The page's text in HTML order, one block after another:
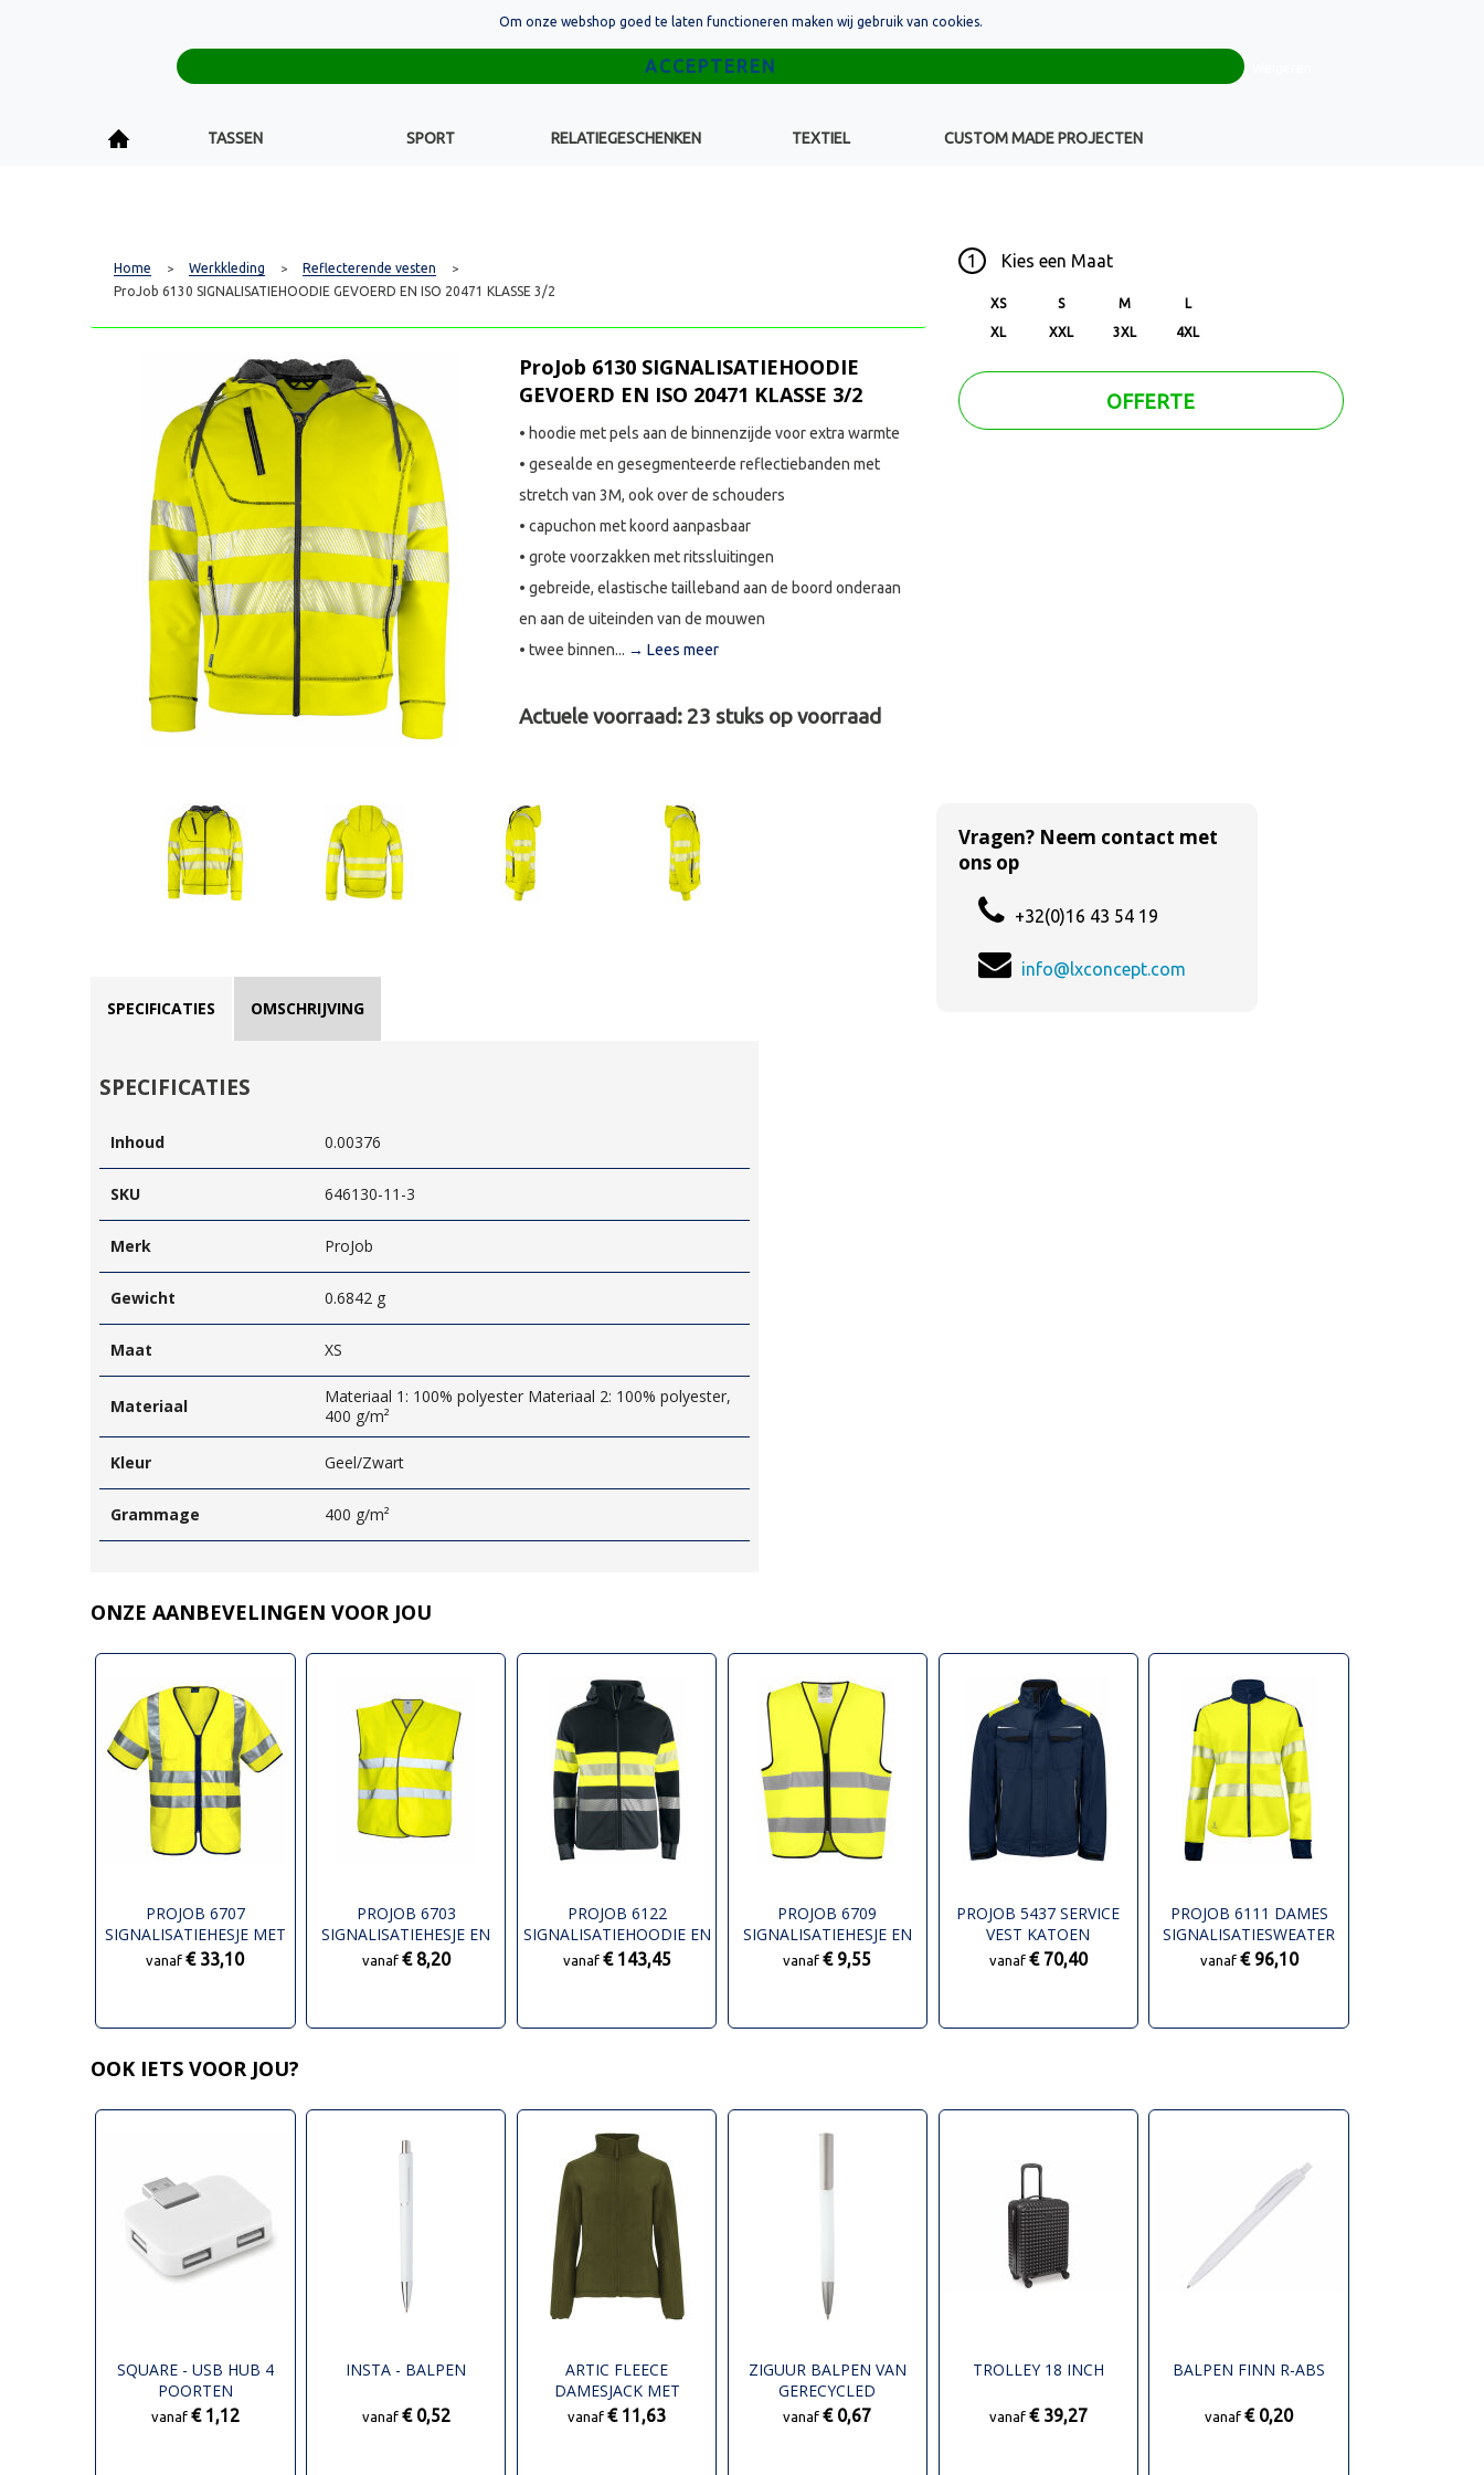
+32(0)16 43 54 19
TASSEN SPORT RELATIEGESCHENKEN TEXTIEL CUSTOM MADE PROJECTEN
Home > Werkkleding > Reflecterende vesten >
ProJob 6130 SIGNALISATIEHOODIE GEVOERD EN ISO 20471 KLASSE 3/2
1 Kies een Maat
XS S M
L
XL
XXL 3XL 4XL
OFFERTE
ProJob 6130 SIGNALISATIEHOODIE
GEVOERD EN ISO 20471 KLASSE 3/2
• hoodie met pels aan de binnenzijde voor extra warmte
• gesealde en gesegmenteerde reflectiebanden met
stretch van 3M, ook over de schouders
• capuchon met koord aanpasbaar
• grote voorzakken met ritssluitingen
• gebreide, elastische tailleband aan de boord onderaan
en aan de uiteinden van de mouwen
• twee binnen... → Lees meer
Actuele voorraad:23 stuks op voorraad
SPECIFICATIES OMSCHRIJVING
SPECIFICATIES
Inhoud 0.00376
SKU 646130-11-3
Merk ProJob
Gewicht 0.6842 g
Maat XS
Materiaal
Materiaal 1: 100% polyester Materiaal 2: 100% polyester,
400 g/m²
Kleur Geel/Zwart
Grammage 400 g/m²
Vragen? Neem contact met
ons op
+32(0)16 43 54 19
info@lxconcept.com
ONZE AANBEVELINGEN VOOR JOU
PROJOB 6707
SIGNALISATIEHESJE MET
MOUWEN EN ISO 20471
KLASSE 3
vanaf€ 33,10
PROJOB 6703
SIGNALISATIEHESJE EN
ISO 20471 KLASSE 2
vanaf € 8,20
PROJOB 6122
SIGNALISATIEHOODIE EN
ISO 20471 KLASSE 1
vanaf € 143,45
PROJOB 6709
SIGNALISATIEHESJE EN
ISO 20471 KLASSE 2
vanaf€ 9,55
PROJOB 5437 SERVICE
VEST KATOEN
vanaf € 70,40
PROJOB 6111 DAMES
SIGNALISATIESWEATER
EN ISO 20471 KLASSE 3/2
vanaf € 96,10
OOK IETS VOOR JOU?
SQUARE - USB HUB 4
POORTEN
vanaf € 1,12
INSTA - BALPEN
vanaf € 0,52
ARTIC FLEECE
DAMESJACK MET
VOLLEDIGE RITS
vanaf€ 11,63
ZIGUUR BALPEN VAN
GERECYCLED
ALUMINIUM (ZWARTE
INKT)
vanaf€ 0,67
TROLLEY 18 INCH
vanaf € 39,27
BALPEN FINN R-ABS
vanaf€ 0,20
Om onze webshop goed te laten functioneren maken wij gebruik van cookies.